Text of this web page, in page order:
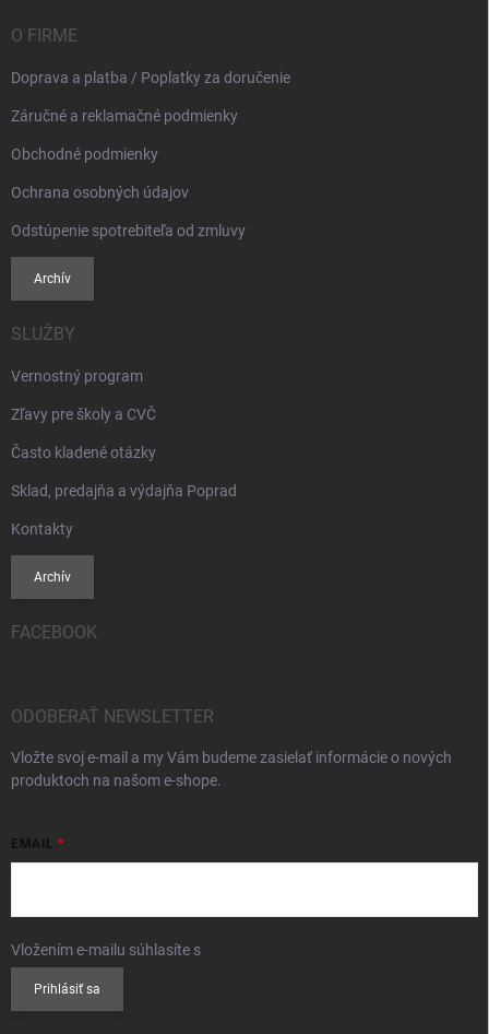
O FIRME
Doprava a platba / Poplatky za doručenie
Záručné a reklamačné podmienky
Obchodné podmienky
Ochrana osobných údajov
Odstúpenie spotrebiteľa od zmluvy
Archív
SLUŽBY
Vernostný program
Zľavy pre školy a CVČ
Často kladené otázky
Sklad, predajňa a výdajňa Poprad
Kontakty
Archív
FACEBOOK
ODOBERAŤ NEWSLETTER
Vložte svoj e-mail a my Vám budeme zasielať informácie o nových
produktoch na našom e-shope.
EMAIL
Vložením e-mailu súhlasíte s
Prihlásiť sa